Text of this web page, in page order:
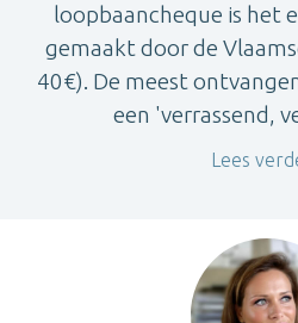
loopbaancheque is het
gemaakt door de
40€). De meest
een 'verrassend,
Lees